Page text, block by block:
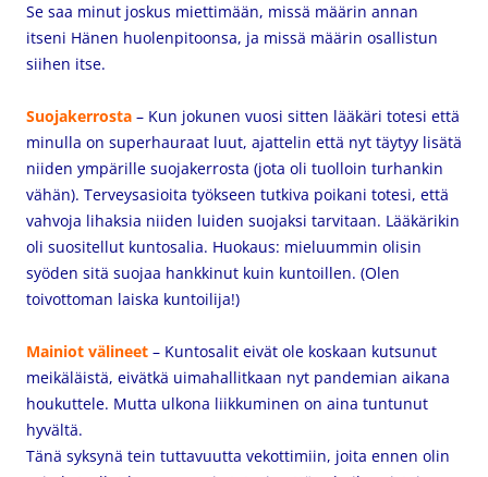
Se saa minut joskus miettimään, missä määrin annan
itseni Hänen huolenpitoonsa, ja missä määrin osallistun
siihen itse.
Suojakerrosta – Kun jokunen vuosi sitten lääkäri totesi että
minulla on superhauraat luut, ajattelin että nyt täytyy lisätä
niiden ympärille suojakerrosta (jota oli tuolloin turhankin
vähän). Terveysasioita työkseen tutkiva poikani totesi, että
vahvoja lihaksia niiden luiden suojaksi tarvitaan. Lääkärikin
oli suositellut kuntosalia. Huokaus: mieluummin olisin
syöden sitä suojaa hankkinut kuin kuntoillen. (Olen
toivottoman laiska kuntoilija!)
Mainiot välineet – Kuntosalit eivät ole koskaan kutsunut
meikäläistä, eivätkä uimahallitkaan nyt pandemian aikana
houkuttele. Mutta ulkona liikkuminen on aina tuntunut
hyvältä.
Tänä syksynä tein tuttavuutta vekottimiin, joita ennen olin